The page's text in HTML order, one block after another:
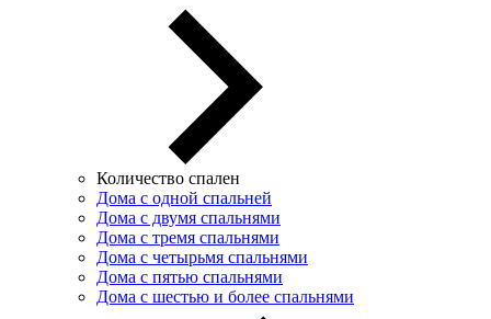
Количество спален
Дома с одной спальней
Дома с двумя спальнями
Дома с тремя спальнями
Дома с четырьмя спальнями
Дома с пятью спальнями
Дома с шестью и более спальнями